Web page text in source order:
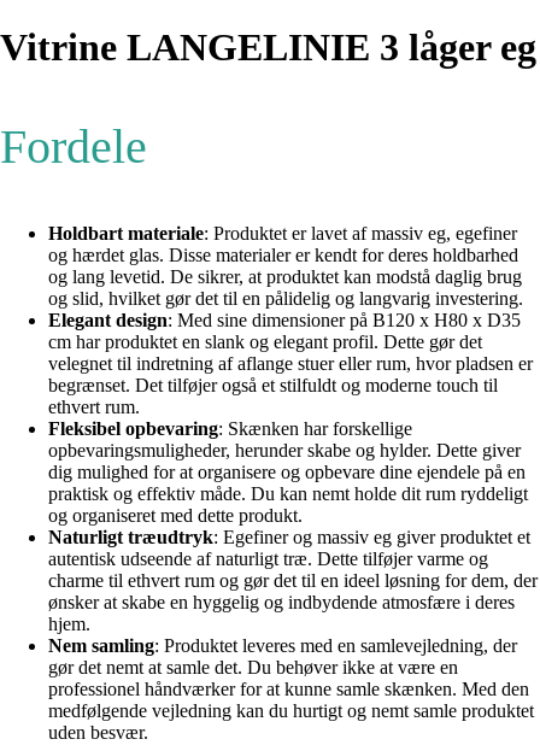
Vitrine LANGELINIE 3 låger eg
Fordele
Holdbart materiale: Produktet er lavet af massiv eg, egefiner
og hærdet glas. Disse materialer er kendt for deres holdbarhed
og lang levetid. De sikrer, at produktet kan modstå daglig brug
og slid, hvilket gør det til en pålidelig og langvarig investering.
Elegant design: Med sine dimensioner på B120 x H80 x D35
cm har produktet en slank og elegant profil. Dette gør det
velegnet til indretning af aflange stuer eller rum, hvor pladsen er
begrænset. Det tilføjer også et stilfuldt og moderne touch til
ethvert rum.
Fleksibel opbevaring: Skænken har forskellige
opbevaringsmuligheder, herunder skabe og hylder. Dette giver
dig mulighed for at organisere og opbevare dine ejendele på en
praktisk og effektiv måde. Du kan nemt holde dit rum ryddeligt
og organiseret med dette produkt.
Naturligt træudtryk: Egefiner og massiv eg giver produktet et
autentisk udseende af naturligt træ. Dette tilføjer varme og
charme til ethvert rum og gør det til en ideel løsning for dem, der
ønsker at skabe en hyggelig og indbydende atmosfære i deres
hjem.
Nem samling: Produktet leveres med en samlevejledning, der
gør det nemt at samle det. Du behøver ikke at være en
professionel håndværker for at kunne samle skænken. Med den
medfølgende vejledning kan du hurtigt og nemt samle produktet
uden besvær.